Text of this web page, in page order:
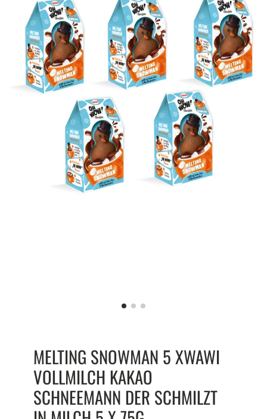
MELTING SNOWMAN 5 XWAWI
VOLLMILCH KAKAO
SCHNEEMANN DER SCHMILZT